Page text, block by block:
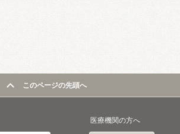
このページの先頭へ
医療機関の方へ